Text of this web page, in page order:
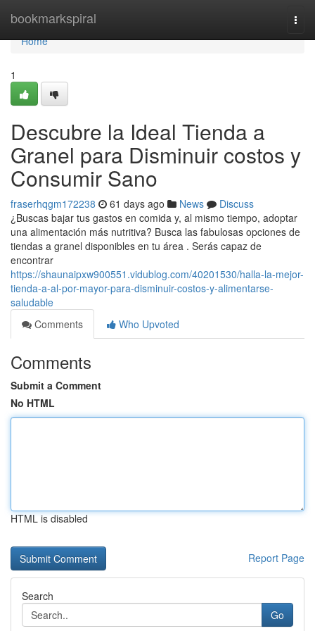
bookmarkspiral
Home
Home
1
Descubre la Ideal Tienda a
Granel para Disminuir costos y
Consumir Sano
fraserhqgm172238 61 days ago News
Discuss
¿Buscas bajar tus gastos en comida y, al mismo tiempo, adoptar
una alimentación más nutritiva? Busca las fabulosas opciones de
tiendas a granel disponibles en tu área . Serás capaz de
encontrar
https://shaunaipxw900551.vidublog.com/40201530/halla-la-mejor-
tienda-a-al-por-mayor-para-disminuir-costos-y-alimentarse-
saludable
Comments
Who Upvoted
Comments
Submit a Comment
No HTML
HTML is disabled
Report Page
Search
Go